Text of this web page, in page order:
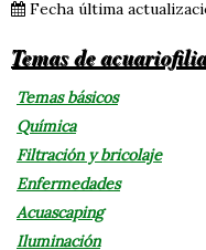
Fecha última
Temas de
Temas básicos
Química
Filtración y bricolaje
Enfermedades
Acuascaping
Iluminación